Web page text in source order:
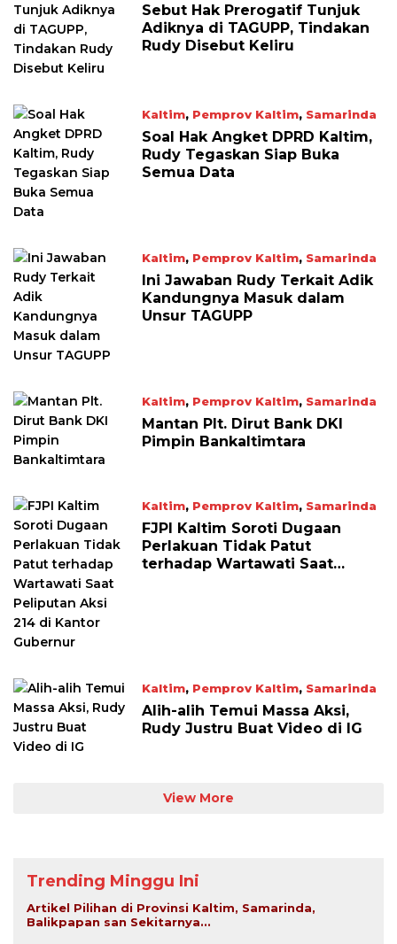
April 24, 2026
Sebut Hak Prerogatif Tunjuk
Adiknya di TAGUPP, Tindakan
Rudy Disebut Keliru
Kaltim, Pemprov Kaltim, Samarinda
April 23, 2026
Soal Hak Angket DPRD Kaltim,
Rudy Tegaskan Siap Buka
Semua Data
Kaltim, Pemprov Kaltim, Samarinda
April 23, 2026
Ini Jawaban Rudy Terkait Adik
Kandungnya Masuk dalam
Unsur TAGUPP
Kaltim, Pemprov Kaltim, Samarinda
April 23, 2026
Mantan Plt. Dirut Bank DKI
Pimpin Bankaltimtara
Kaltim, Pemprov Kaltim, Samarinda
April 22, 2026
FJPI Kaltim Soroti Dugaan
Perlakuan Tidak Patut
terhadap Wartawati Saat
Kaltim, Pemprov Kaltim, Samarinda
April 22, 2026
Alih-alih Temui Massa Aksi,
Rudy Justru Buat Video di IG
View More
Trending Minggu Ini
Artikel Pilihan di Provinsi Kaltim, Samarinda,
Balikpapan san Sekitarnya...